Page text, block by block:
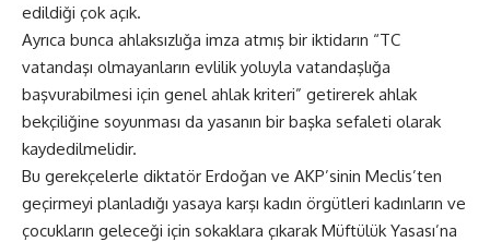
edildiği çok açık.
Ayrıca bunca ahlaksızlığa imza atmış bir iktidarın “TC
vatandaşı olmayanların evlilik yoluyla vatandaşlığa
başvurabilmesi için genel ahlak kriteri” getirerek ahlak
bekçiliğine soyunması da yasanın bir başka sefaleti olarak
kaydedilmelidir.
Bu gerekçelerle diktatör Erdoğan ve AKP’sinin Meclis’ten
geçirmeyi planladığı yasaya karşı kadın örgütleri kadınların ve
çocukların geleceği için sokaklara çıkarak Müftülük Yasası’na